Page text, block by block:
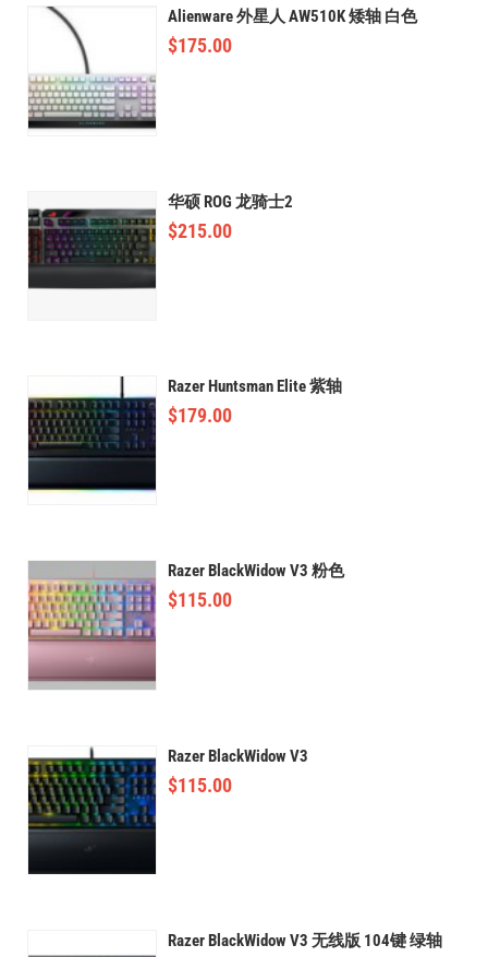
Alienware 外星人 AW510K 矮轴 白色
$175.00
华硕 ROG 龙骑士2
$215.00
Razer Huntsman Elite 紫轴
$179.00
Razer BlackWidow V3 粉色
$115.00
Razer BlackWidow V3
$115.00
Razer BlackWidow V3 无线版 104键 绿轴